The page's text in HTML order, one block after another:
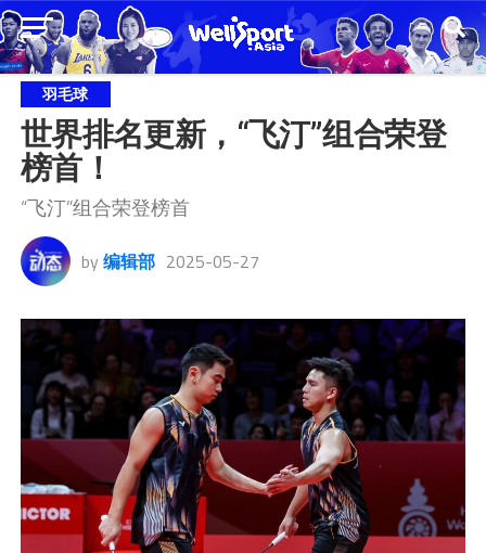
羽毛球
世界排名更新，“飞汀”组合荣登
榜首！
“飞汀”组合荣登榜首
by 编辑部 2025-05-27